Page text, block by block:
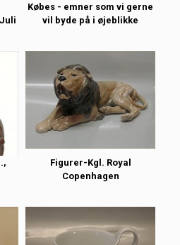
Købes - emner som vi gerne
vil byde på i øjeblikke
Figurer-Kgl. Royal
Copenhagen